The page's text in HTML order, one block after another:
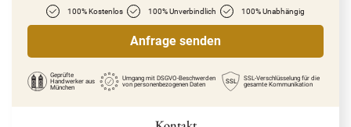
100% Kostenlos 100% Unverbindlich 100% Unabhängig
Geprüfte
Handwerker aus
München
Umgang mit DSGVO-Beschwerden
von personenbezogenen Daten
SSL
SSL-Verschlüsselung für die
gesamte Kommunikation